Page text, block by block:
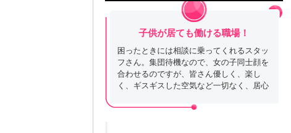
子供が居ても働ける職場！
困ったときには相談に乗ってくれるスタッ
フさん。集団待機なので、女の子同士顔を
合わせるのですが、皆さん優しく、楽し
く、ギスギスした空気など一切なく、居心